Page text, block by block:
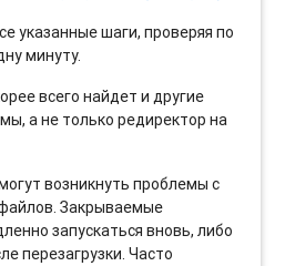
указанные шаги, проверяя по
минуту.
всего найдет и другие
а не только редиректор на
возникнуть проблемы с
Закрываемые
запускаться вновь, либо
перезагрузки. Часто